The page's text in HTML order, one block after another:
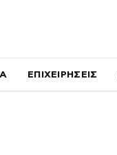
ΕΠΙΧΕΙΡΗΣΕΙΣ